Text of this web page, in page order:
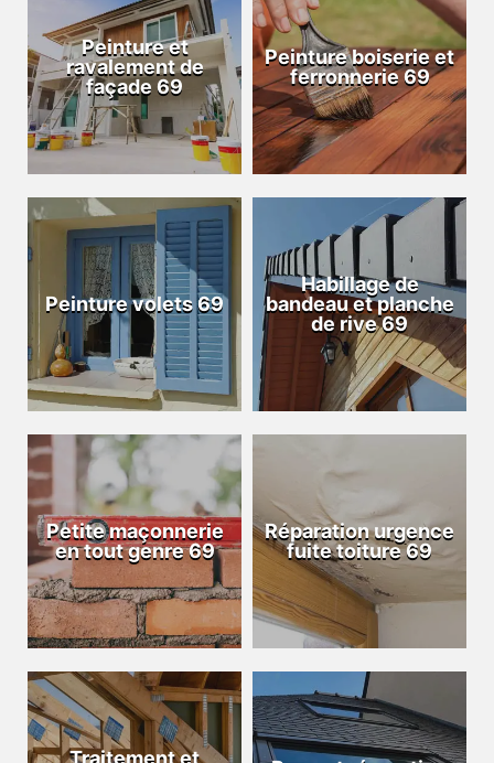
Peinture et
ravalement de
façade 69
Peinture boiserie et
ferronnerie 69
Peinture volets 69
Habillage de
bandeau et planche
de rive 69
Petite maçonnerie
en tout genre 69
Réparation urgence
fuite toiture 69
Traitement et